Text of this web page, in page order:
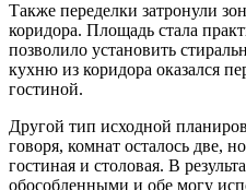
Также переделки затронули
коридора. Площадь стала
позволило установить
кухню из коридора оказался
гостиной.
Другой тип исходной
говоря, комнат осталось две,
гостиная и столовая. В
обособленными и обе могу